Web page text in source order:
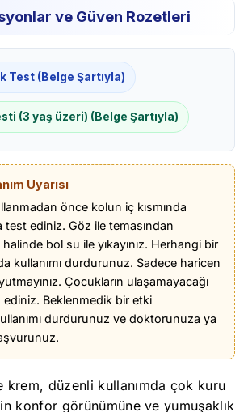
ve Güven Rozetleri
Test (Belge Şartıyla)
(3 yaş üzeri) (Belge Şartıyla)
Uyarısı
önce kolun iç kısmında
ediniz. Göz ile temasından
halinde bol su ile yıkayınız. Herhangi bir
kullanımı durdurunuz. Sadece haricen
Çocukların ulaşamayacağı
Beklenmedik bir etki
durdurunuz ve doktorunuza ya
krem, düzenli kullanımda çok kuru
konfor görünümüne ve yumuşaklık